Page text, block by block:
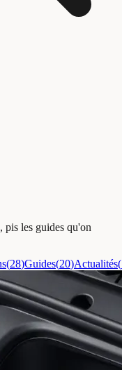
pis les guides qu'on
(28)Guides(20)Actualités(